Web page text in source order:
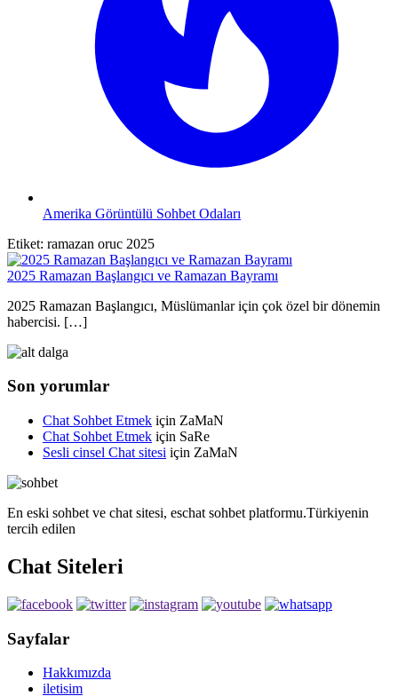
Amerika Görüntülü Sohbet Odaları
Etiket: ramazan oruc 2025
2025 Ramazan Başlangıcı ve Ramazan Bayramı
2025 Ramazan Başlangıcı, Müslümanlar için çok özel bir dönemin
habercisi. […]
Son yorumlar
Chat Sohbet Etmek için ZaMaN
Chat Sohbet Etmek için SaRe
Sesli cinsel Chat sitesi için ZaMaN
En eski sohbet ve chat sitesi, eschat sohbet platformu.Türkiyenin
tercih edilen
Chat Siteleri
Sayfalar
Hakkımızda
iletisim